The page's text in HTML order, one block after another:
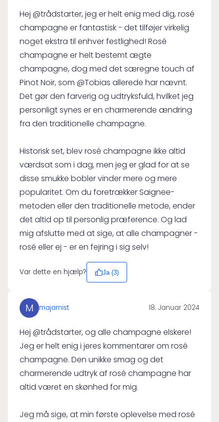
Hej @trådstarter, jeg er helt enig med dig, rosé
champagne er fantastisk - det tilføjer virkelig
noget ekstra til enhver festlighed! Rosé
champagne er helt bestemt ægte
champagne, dog med det særegne touch af
Pinot Noir, som @Tobias allerede har nævnt.
Det gør den farverig og udtryksfuld, hvilket jeg
personligt synes er en charmerende ændring
fra den traditionelle champagne.
Historisk set, blev rosé champagne ikke altid
værdsat som i dag, men jeg er glad for at se
disse smukke bobler vinder mere og mere
popularitet. Om du foretrækker Saignee-
metoden eller den traditionelle metode, ender
det altid op til personlig præference. Og lad
mig afslutte med at sige, at alle champagner -
rosé eller ej - er en fejring i sig selv!
Var dette en hjælp? Ja (3)
M majamist 18. Januar 2024
Hej @trådstarter, og alle champagne elskere!
Jeg er helt enig i jeres kommentarer om rosé
champagne. Den unikke smag og det
charmerende udtryk af rosé champagne har
altid været en skønhed for mig.
Jeg må sige, at min første oplevelse med rosé